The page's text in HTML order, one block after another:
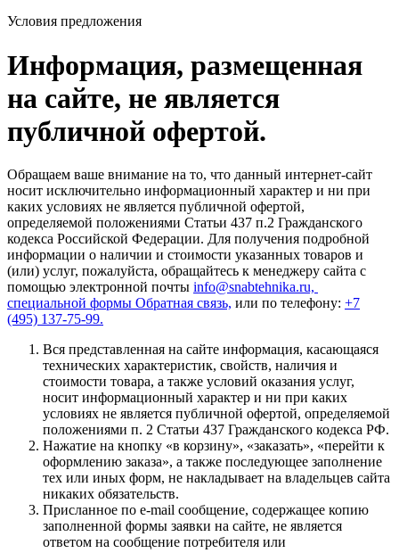
Условия предложения
Информация, размещенная
на сайте, не является
публичной офертой.
Обращаем ваше внимание на то, что данный интернет-сайт
носит исключительно информационный характер и ни при
каких условиях не является публичной офертой,
определяемой положениями Статьи 437 п.2 Гражданского
кодекса Российской Федерации. Для получения подробной
информации о наличии и стоимости указанных товаров и
(или) услуг, пожалуйста, обращайтесь к менеджеру сайта с
помощью электронной почты info@snabtehnika.ru,
специальной формы Обратная связь, или по телефону: +7
(495) 137-75-99.
Вся представленная на сайте информация, касающаяся
технических характеристик, свойств, наличия и
стоимости товара, а также условий оказания услуг,
носит информационный характер и ни при каких
условиях не является публичной офертой, определяемой
положениями п. 2 Статьи 437 Гражданского кодекса РФ.
Нажатие на кнопку «в корзину», «заказать», «перейти к
оформлению заказа», а также последующее заполнение
тех или иных форм, не накладывает на владельцев сайта
никаких обязательств.
Присланное по e-mail сообщение, содержащее копию
заполненной формы заявки на сайте, не является
ответом на сообщение потребителя или